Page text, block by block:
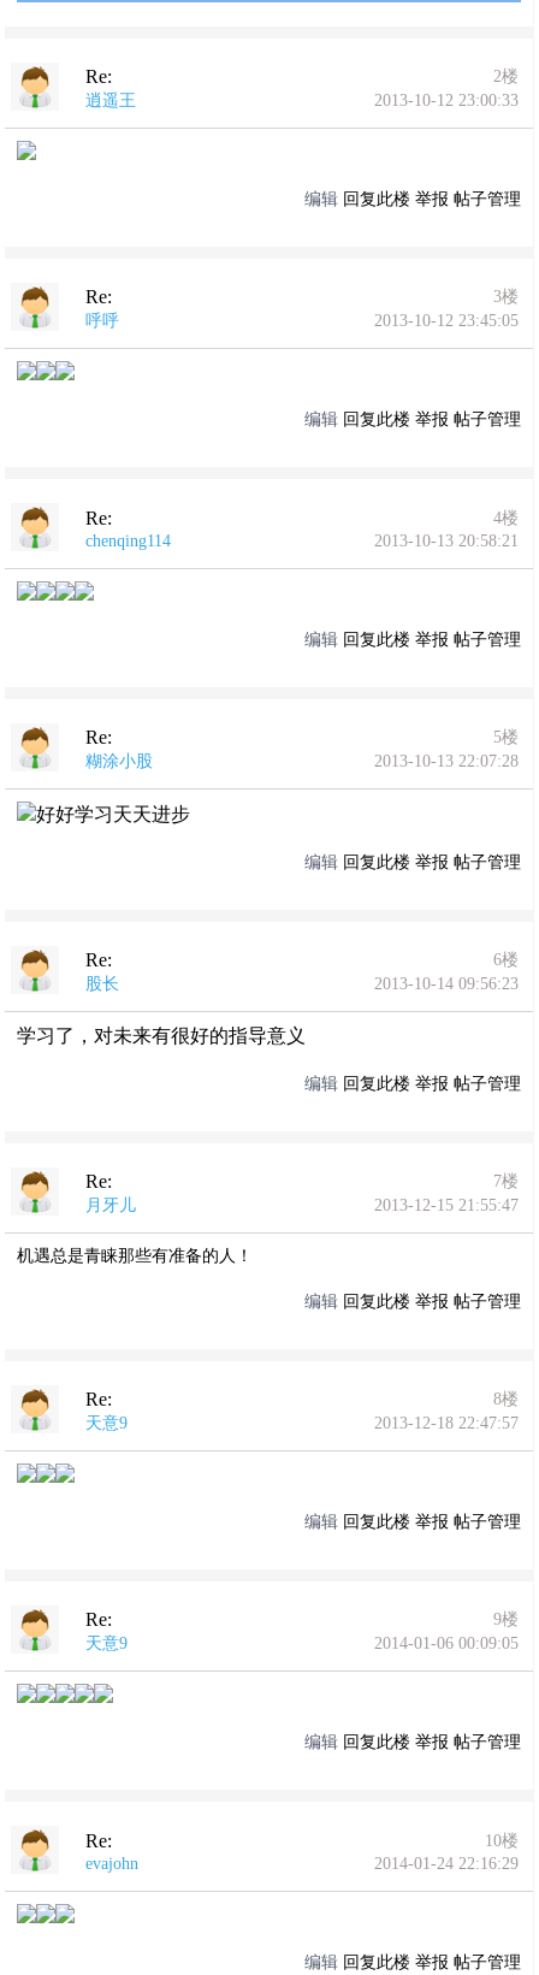
Re:
2楼
逍遥王
2013-10-12 23:00:33
编辑 回复此楼 举报 帖子管理
Re:
3楼
呼呼
2013-10-12 23:45:05
编辑 回复此楼 举报 帖子管理
Re:
4楼
chenqing114
2013-10-13 20:58:21
编辑 回复此楼 举报 帖子管理
Re:
5楼
糊涂小股
2013-10-13 22:07:28
好好学习天天进步
编辑 回复此楼 举报 帖子管理
Re:
6楼
股长
2013-10-14 09:56:23
学习了，对未来有很好的指导意义
编辑 回复此楼 举报 帖子管理
Re:
7楼
月牙儿
2013-12-15 21:55:47
机遇总是青睐那些有准备的人！
编辑 回复此楼 举报 帖子管理
Re:
8楼
天意9
2013-12-18 22:47:57
编辑 回复此楼 举报 帖子管理
Re:
9楼
天意9
2014-01-06 00:09:05
编辑 回复此楼 举报 帖子管理
Re:
10楼
evajohn
2014-01-24 22:16:29
编辑 回复此楼 举报 帖子管理